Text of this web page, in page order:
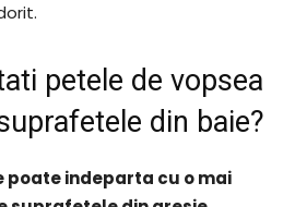
petele de vopsea
din baie?
poate indeparta cu o mai